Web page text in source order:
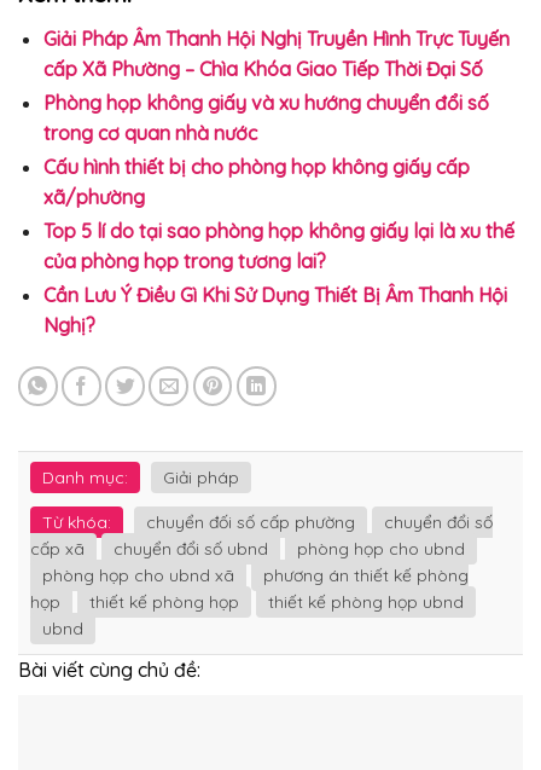
Giải Pháp Âm Thanh Hội Nghị Truyền Hình Trực Tuyến
cấp Xã Phường – Chìa Khóa Giao Tiếp Thời Đại Số
Phòng họp không giấy và xu hướng chuyển đổi số
trong cơ quan nhà nước
Cấu hình thiết bị cho phòng họp không giấy cấp
xã/phường
Top 5 lí do tại sao phòng họp không giấy lại là xu thế
của phòng họp trong tương lai?
Cần Lưu Ý Điều Gì Khi Sử Dụng Thiết Bị Âm Thanh Hội
Nghị?
Danh mục: Giải pháp
Từ khóa: chuyển đối số cấp phường
chuyển đổi số
cấp xã
chuyển đổi số ubnd
phòng họp cho ubnd
phòng họp cho ubnd xã
phương án thiết kế phòng
họp
thiết kế phòng họp
thiết kế phòng họp ubnd
ubnd
Bài viết cùng chủ đề: